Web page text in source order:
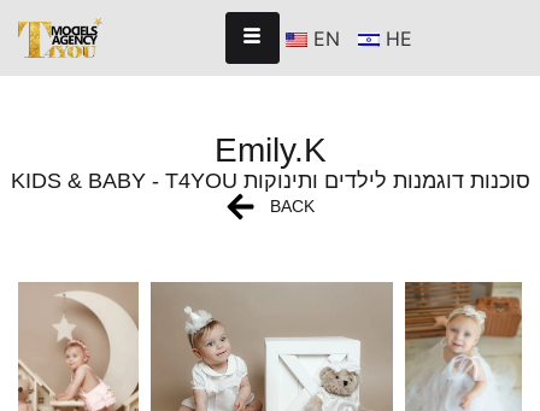
EN HE
Emily.K
KIDS & BABY - T4YOU סוכנות דוגמנות לילדים ותינוקות
BACK